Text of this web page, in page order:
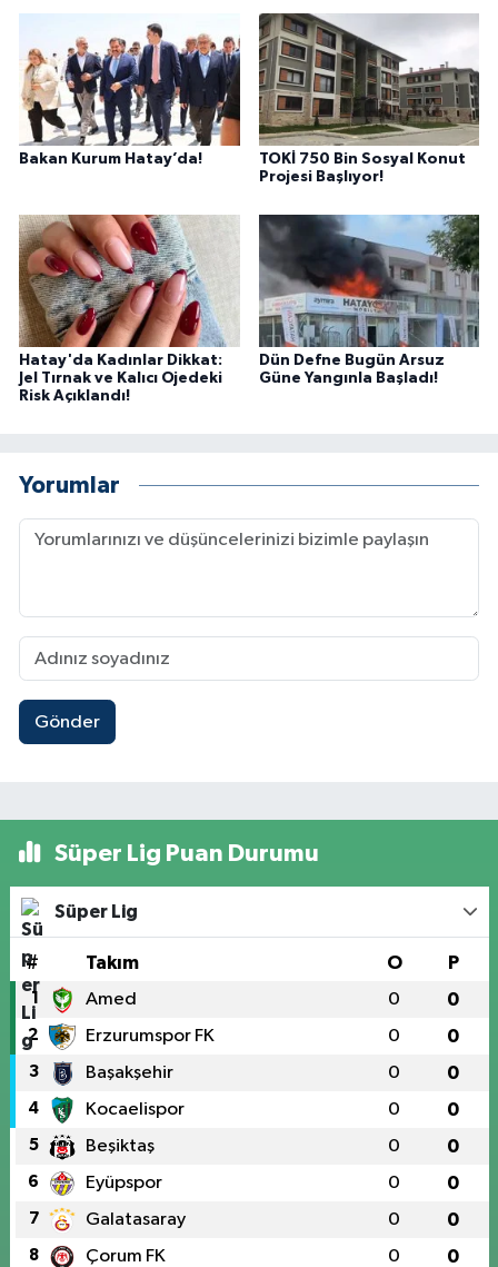
Bakan Kurum Hatay’da!
TOKİ 750 Bin Sosyal Konut
Projesi Başlıyor!
Hatay'da Kadınlar Dikkat:
Jel Tırnak ve Kalıcı Ojedeki
Risk Açıklandı!
Dün Defne Bugün Arsuz
Güne Yangınla Başladı!
Yorumlar
Gönder
Süper Lig Puan Durumu
Süper Lig
# Takım O P
1 Amed 0 0
2 Erzurumspor FK 0 0
3 Başakşehir 0 0
4 Kocaelispor 0 0
5 Beşiktaş 0 0
6 Eyüpspor 0 0
7 Galatasaray 0 0
8 Çorum FK 0 0